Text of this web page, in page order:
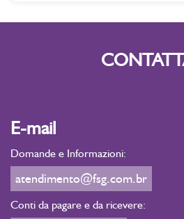
E-mail
Domande e Informazioni:
atendimento@fsg.com.br
Conti da pagare e da ricevere: